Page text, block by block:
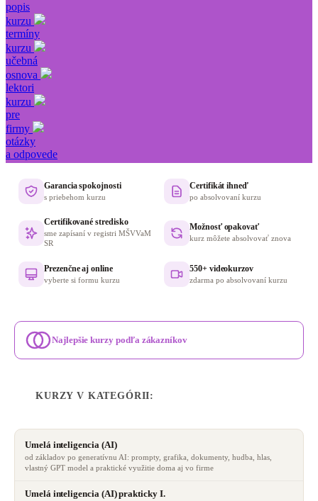
popis
kurzu
termíny
kurzu
učebná
osnova
lektori
kurzu
pre
firmy
otázky
a odpovede
Garancia spokojnosti
s priebehom kurzu
Certifikát ihneď
po absolvovaní kurzu
Certifikované stredisko
sme zapísaní v registri MŠVVaM
SR
Možnosť opakovať
kurz môžete absolvovať znova
Prezenčne aj online
vyberte si formu kurzu
550+ videokurzov
zdarma po absolvovaní kurzu
Najlepšie kurzy podľa zákazníkov
KURZY V KATEGÓRII:
Umelá inteligencia (AI)
od základov po generatívnu AI: prompty, grafika, dokumenty, hudba, hlas,
vlastný GPT model a praktické využitie doma aj vo firme
Umelá inteligencia (AI) prakticky I.